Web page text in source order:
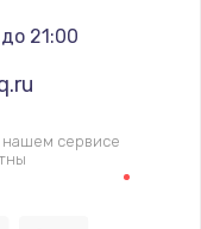
21:00
нашем сервисе